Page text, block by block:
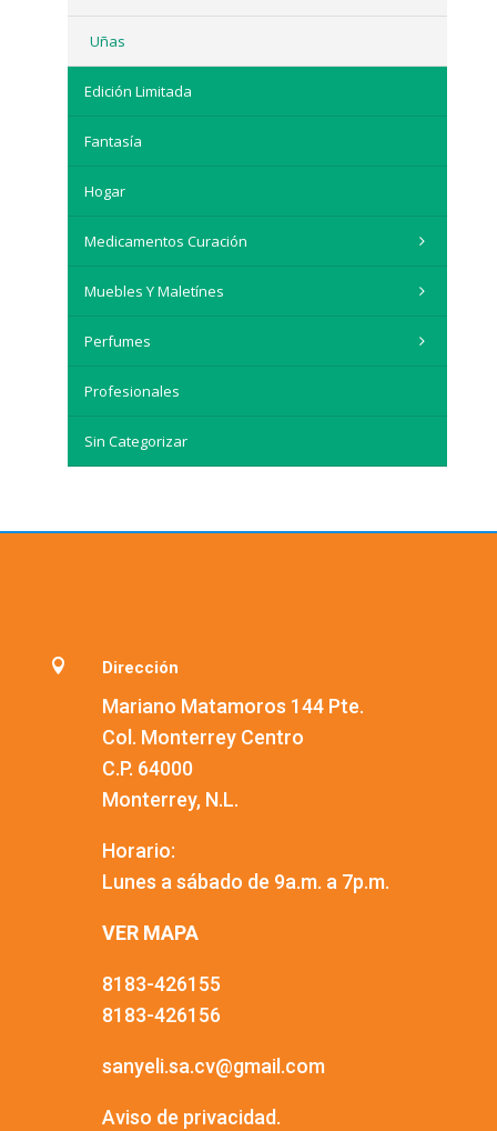
Uñas
Edición Limitada
Fantasía
Hogar
Medicamentos Curación
Muebles Y Maletínes
Perfumes
Profesionales
Sin Categorizar
 Dirección
Mariano Matamoros 144 Pte.
Col. Monterrey Centro
C.P. 64000
Monterrey, N.L.
Horario:
Lunes a sábado de 9a.m. a 7p.m.
VER MAPA
8183-426155
8183-426156
sanyeli.sa.cv@gmail.com
Aviso de privacidad.